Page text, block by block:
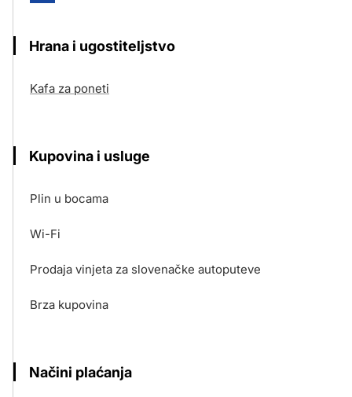
Hrana i ugostiteljstvo
Kafa za poneti
Kupovina i usluge
Plin u bocama
Wi-Fi
Prodaja vinjeta za slovenačke autoputeve
Brza kupovina
Načini plaćanja